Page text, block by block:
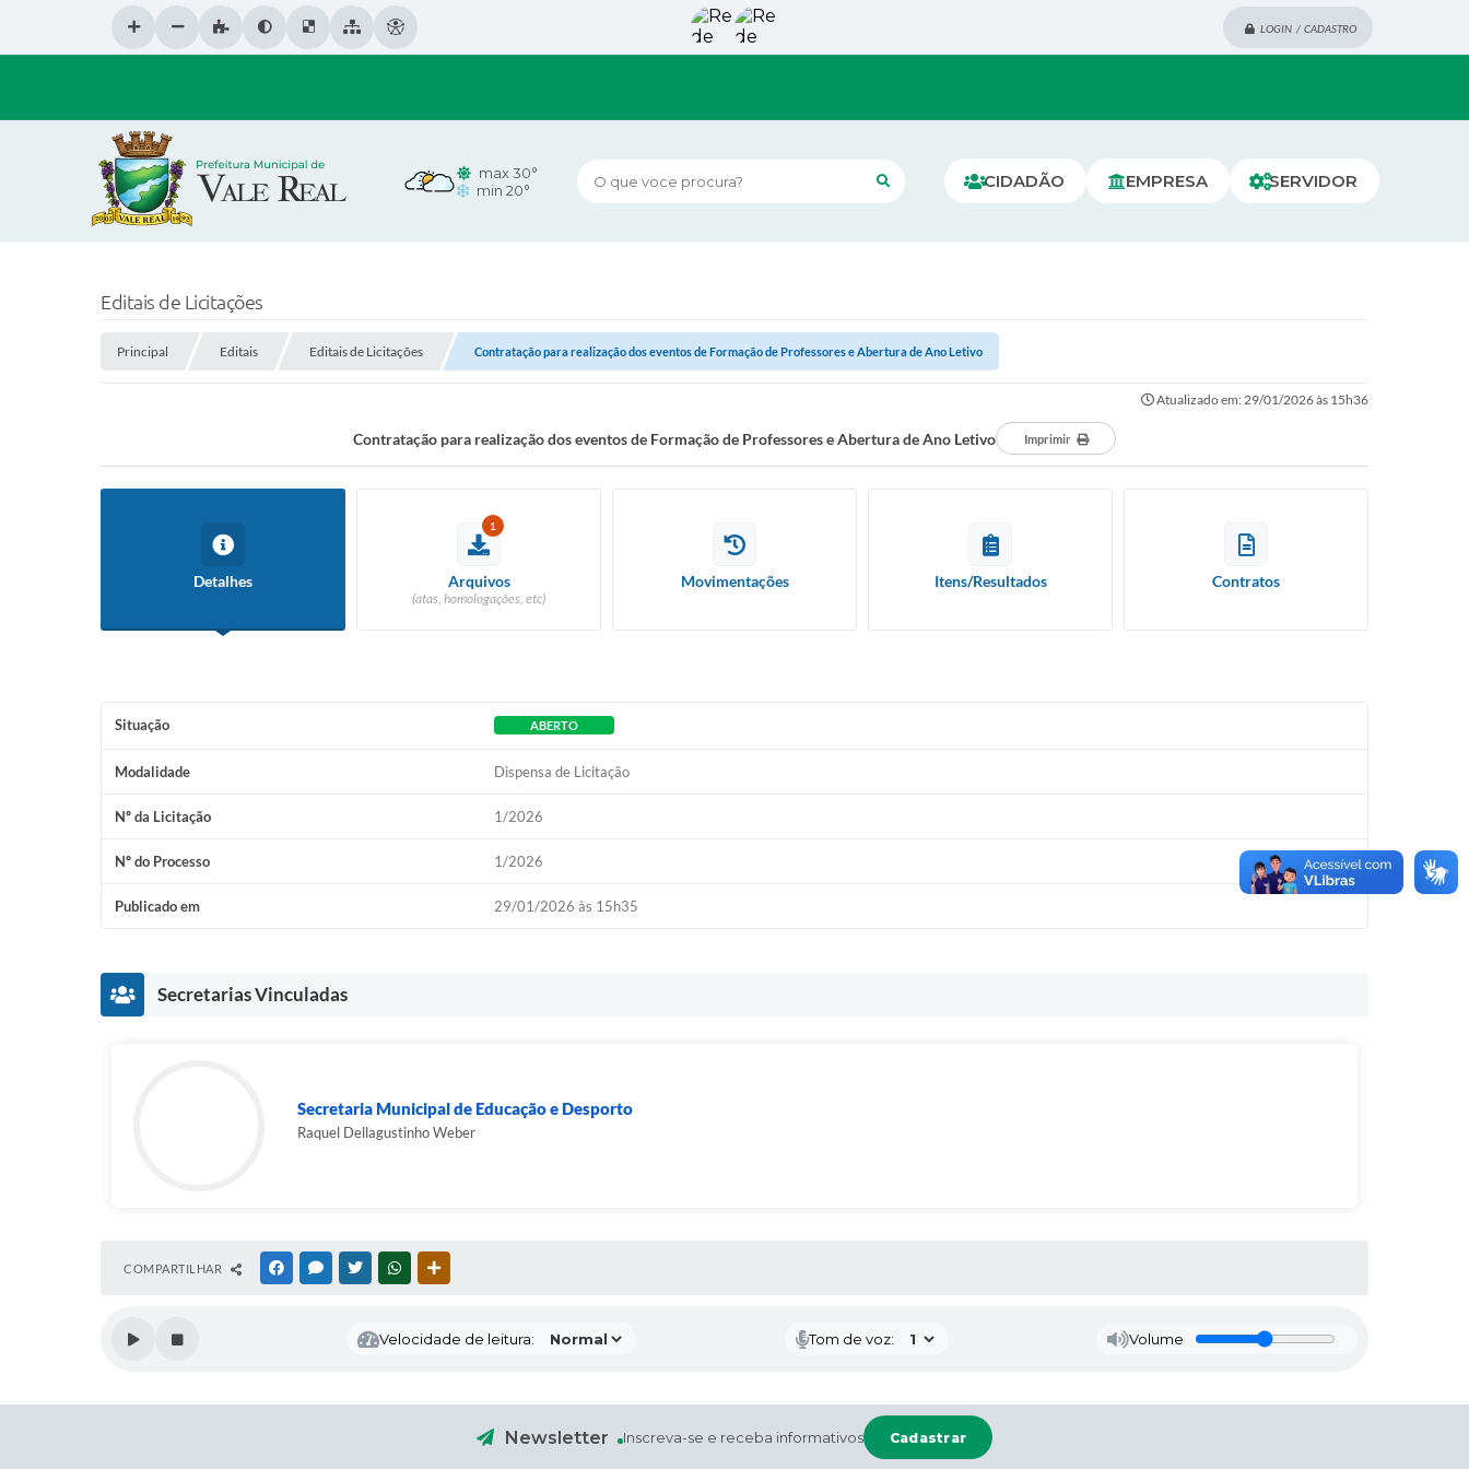
LOGIN / CADASTRO
O que voce procura? CIDADÃO EMPRESA SERVIDOR
max 30°
min 20°
Editais de Licitações
Principal Editais Editais de Licitações Contratação para realização dos eventos de Formação de Professores e Abertura de Ano Letivo
Atualizado em: 29/01/2026 às 15h36
Contratação para realização dos eventos de Formação de Professores e Abertura de Ano Letivo Imprimir
Detalhes
1
Arquivos
(atas, homologações, etc)
Movimentações Itens/Resultados Contratos
Situação ABERTO
Modalidade Dispensa de Licitação
Nº da Licitação 1/2026
Nº do Processo 1/2026
Publicado em 29/01/2026 às 15h35
Secretarias Vinculadas
Secretaria Municipal de Educação e Desporto
Raquel Dellagustinho Weber
COMPARTILHAR FACEBOOKMESSENGER
TWITTERWHATSAPP
Velocidade de leitura: Tom de voz: Volume
Newsletter Inscreva-se e receba informativos Cadastrar